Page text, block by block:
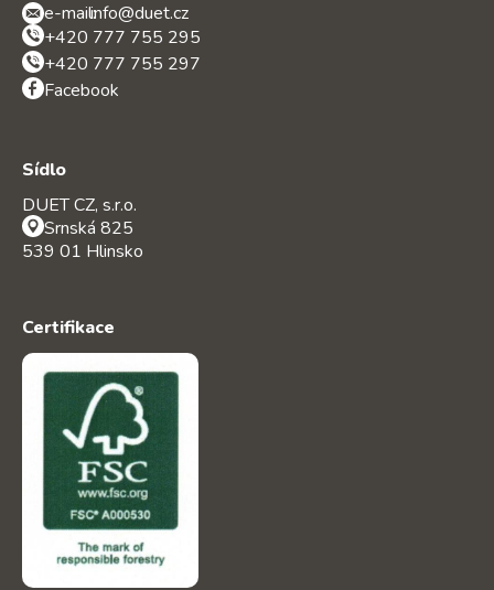
e-mail:info@duet.cz
+420 777 755 295
+420 777 755 297
Facebook
Sídlo
DUET CZ, s.r.o.
Srnská 825
539 01 Hlinsko
Certifikace